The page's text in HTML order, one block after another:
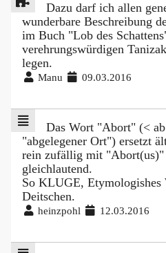
Dazu darf ich allen
wunderbare Beschreibung
im Buch "Lob des
verehrungswürdigen
legen.
Manu 09.03.2016
Das Wort "Abort" (<
"abgelegener Ort") ersetzt
rein zufällig mit "Abort(us)"
gleichlautend.
So KLUGE, Etymologishes
Deitschen.
heinzpohl 12.03.2016